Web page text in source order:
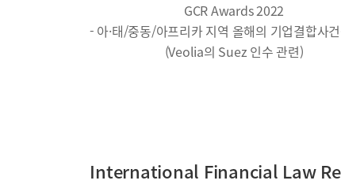
GCR Awards 2022
- 아·태/중동/아프리카 지역 올해의 기업결합사
(Veolia의 Suez 인수 관련)
International Financial Law